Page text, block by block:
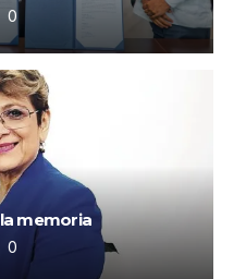
0
memoria
0